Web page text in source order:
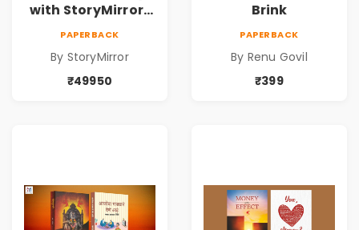
with StoryMirror |
49950
PAPERBACK
By StoryMirror
₹49950
Brink
PAPERBACK
By Renu Govil
₹399